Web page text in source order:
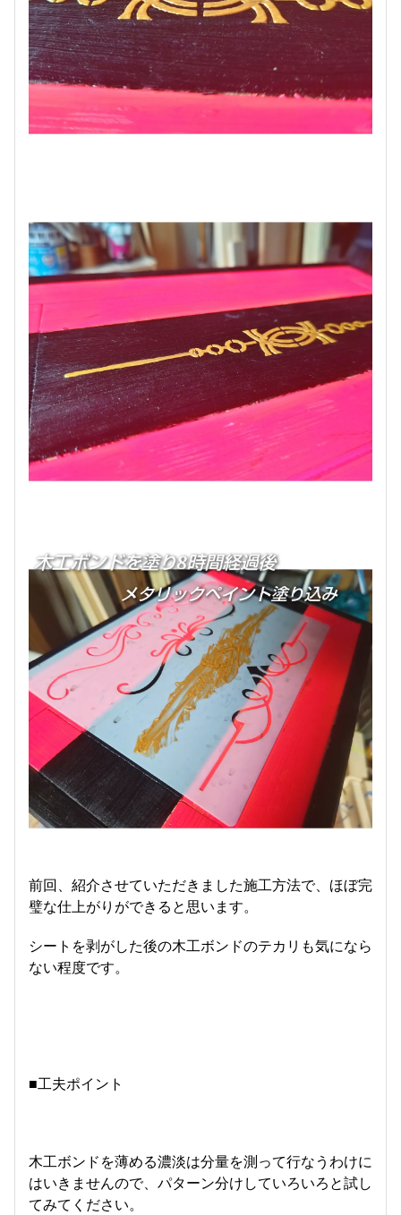
前回、紹介させていただきました施工方法で、ほぼ完
璧な仕上がりができると思います。
シートを剥がした後の木工ボンドのテカリも気になら
ない程度です。
■工夫ポイント
木工ボンドを薄める濃淡は分量を測って行なうわけに
はいきませんので、パターン分けしていろいろと試し
てみてください。